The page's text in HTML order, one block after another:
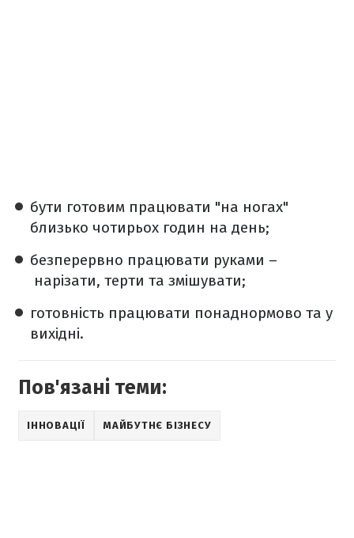
бути готовим працювати "на ногах"
близько чотирьох годин на день;
безперервно працювати руками –
нарізати, терти та змішувати;
готовність працювати понаднормово та у
вихідні.
Пов'язані теми:
ІННОВАЦІЇ МАЙБУТНЄ БІЗНЕСУ